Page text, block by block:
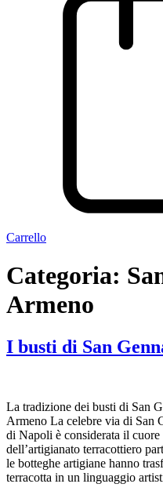
Carrello
Categoria:
Armeno
I busti di San
La tradizione dei busti di San
Armeno La celebre via di San
di Napoli è considerata il cuore
dell’artigianato terracottiero
le botteghe artigiane hanno
terracotta in un linguaggio